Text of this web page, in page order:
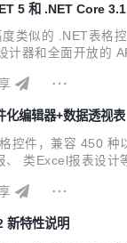
5 和 .NET Core 3.1
类似的 .NET表格
器和全面开放的
编辑器+数据透视表
控件，兼容 450
类Excel报表设计
新特性说明